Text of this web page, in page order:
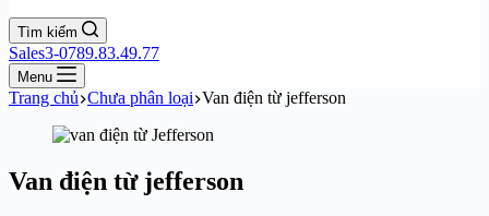
Tìm kiếm
Sales3-0789.83.49.77
Menu
Trang chủ Chưa phân loại Van điện từ jefferson
Van điện từ jefferson